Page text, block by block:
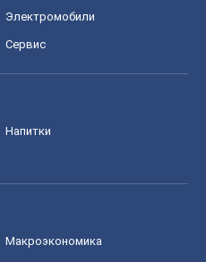
Электромобили
Сервис
Напитки
Mакроэкономика